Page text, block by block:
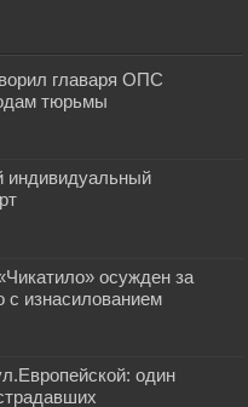
главаря ОПС
тюрьмы
осужден за
с изнасилованием
один